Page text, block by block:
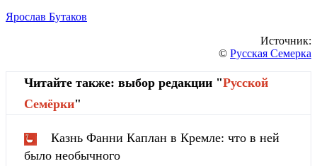
Ярослав Бутаков
Источник:
© Русская Семерка
Читайте также: выбор редакции "Русской
Cемёрки"
Казнь Фанни Каплан в Кремле: что в ней
было необычного